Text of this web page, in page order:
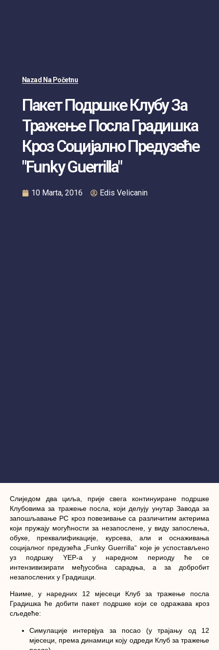
Nazad Na Početnu
Пакет Подршке Клубу За
Тражење Посла Градишка
Кроз Социјално Предузеће
"Funky Guerrilla"
10 Marta, 2016 Edis Velicanin
Слиједом два циља, прије свега континуиране подршке
Клубовима за тражење посла , који делују унутар Завода за
запошљавање РС кроз повезивање са различитим актерима
који пружају могућности за незапослене, у виду запослења,
обуке, преквалификације, курсева, али и оснаживања
социјалног предузећа „Funky Guerrilla“ које је успостављено
уз подршку YЕP-а у наредном периоду ће се
интензивизирати међусобна сарадња, а за добробит
незапослених у Градишци.
Наиме, у наредних 12 мјесеци Клуб за тражење посла
Градишка ће добити пакет подршке који се одражава кроз
сљедеће:
Симулације интервјуа за посао (у трајању од 12
мјесеци, према динамици коју одреди Клуб за тражење